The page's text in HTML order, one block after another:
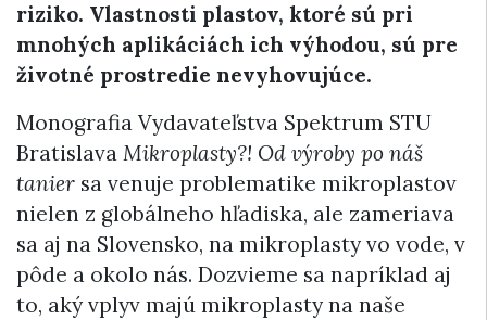
riziko. Vlastnosti plastov, ktoré sú pri
mnohých aplikáciách ich výhodou, sú pre
životné prostredie nevyhovujúce.
Monografia Vydavateľstva Spektrum STU
Bratislava Mikroplasty?! Od výroby po náš
tanier sa venuje problematike mikroplastov
nielen z globálneho hľadiska, ale zameriava
sa aj na Slovensko, na mikroplasty vo vode, v
pôde a okolo nás. Dozvieme sa napríklad aj
to, aký vplyv majú mikroplasty na naše